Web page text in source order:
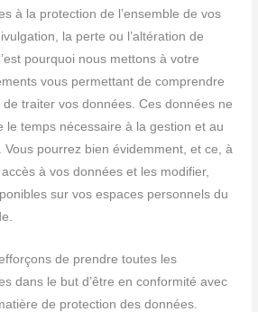
à la protection de l’ensemble de vos
la perte ou l’altération de
pourquoi nous mettons à votre
vous permettant de comprendre
traiter vos données. Ces données ne
le temps nécessaire à la gestion et au
pourrez bien évidemment, et ce, à
à vos données et les modifier,
sur vos espaces personnels du
de prendre toutes les
dans le but d’être en conformité avec
de protection des données.